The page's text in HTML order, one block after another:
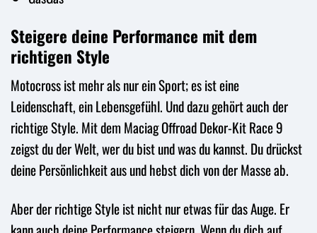
Steigere deine Performance mit dem
richtigen Style
Motocross ist mehr als nur ein Sport; es ist eine
Leidenschaft, ein Lebensgefühl. Und dazu gehört auch der
richtige Style. Mit dem Maciag Offroad Dekor-Kit Race 9
zeigst du der Welt, wer du bist und was du kannst. Du drückst
deine Persönlichkeit aus und hebst dich von der Masse ab.
Aber der richtige Style ist nicht nur etwas für das Auge. Er